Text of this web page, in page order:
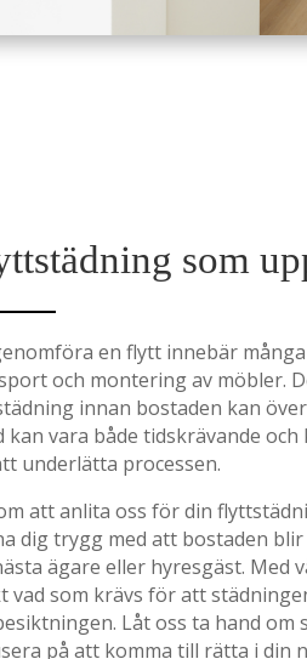
som
en flytt innebär
och montering av möbler.
innan bostaden kan
kan vara både tidskrävande
underlätta processen.
att anlita oss för din
dig trygg med att bostaden
ägare eller hyresgäst. Med
vad som krävs för att
Låt oss ta hand om
på att komma till rätta i din